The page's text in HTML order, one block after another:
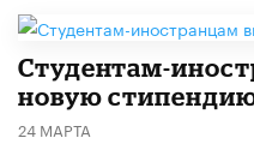
Студентам-
новую
24 МАРТА